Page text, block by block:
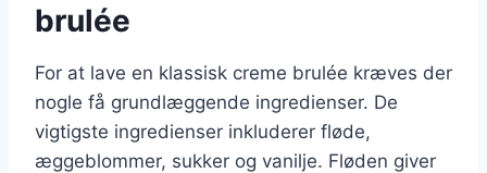
brulée
For at lave en klassisk creme brulée kræves der
nogle få grundlæggende ingredienser. De
vigtigste ingredienser inkluderer fløde,
æggeblommer, sukker og vanilje. Fløden giver